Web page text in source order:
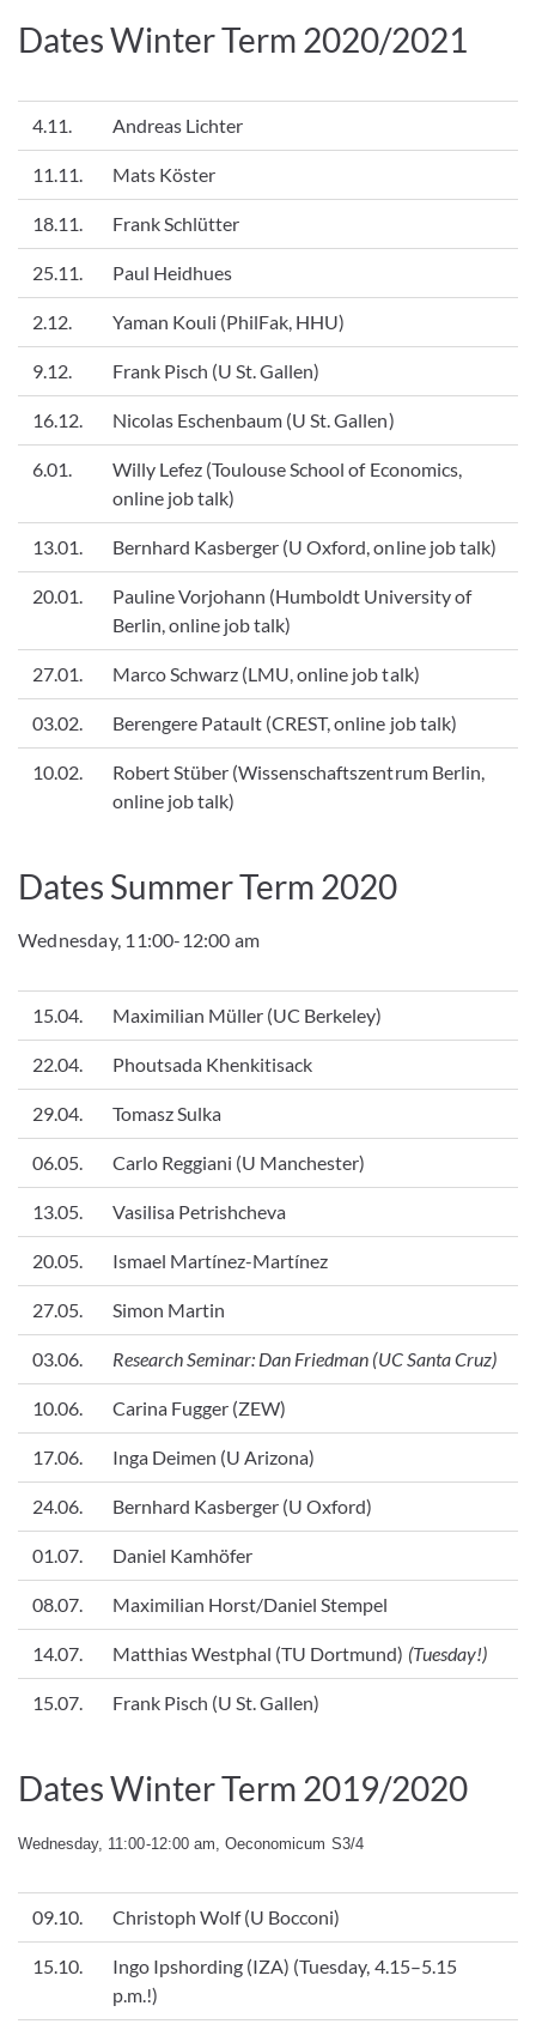
Dates Winter Term 2020/2021
4.11. Andreas Lichter
11.11. Mats Köster
18.11. Frank Schlütter
25.11. Paul Heidhues
2.12. Yaman Kouli (PhilFak, HHU)
9.12. Frank Pisch (U St. Gallen)
16.12. Nicolas Eschenbaum (U St. Gallen)
6.01.
Willy Lefez (Toulouse School of Economics,
online job talk)
13.01. Bernhard Kasberger (U Oxford, online job talk)
20.01.
Pauline Vorjohann (Humboldt University of
Berlin, online job talk)
27.01. Marco Schwarz (LMU, online job talk)
03.02. Berengere Patault (CREST, online job talk)
10.02.
Robert Stüber (Wissenschaftszentrum Berlin,
online job talk)
Dates Summer Term 2020
Wednesday, 11:00-12:00 am
15.04. Maximilian Müller (UC Berkeley)
22.04. Phoutsada Khenkitisack
29.04. Tomasz Sulka
06.05. Carlo Reggiani (U Manchester)
13.05. Vasilisa Petrishcheva
20.05. Ismael Martínez-Martínez
27.05. Simon Martin
03.06. Research Seminar: Dan Friedman (UC Santa Cruz)
10.06. Carina Fugger (ZEW)
17.06. Inga Deimen (U Arizona)
24.06. Bernhard Kasberger (U Oxford)
01.07. Daniel Kamhöfer
08.07. Maximilian Horst/Daniel Stempel
14.07. Matthias Westphal (TU Dortmund) (Tuesday!)
15.07. Frank Pisch (U St. Gallen)
Dates Winter Term 2019/2020
Wednesday, 11:00-12:00 am, Oeconomicum S3/4
09.10. Christoph Wolf (U Bocconi)
15.10.
Ingo Ipshording (IZA) (Tuesday, 4.15–5.15
p.m.!)